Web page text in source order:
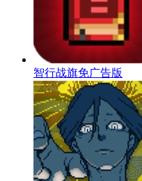
智行战旗免广告版